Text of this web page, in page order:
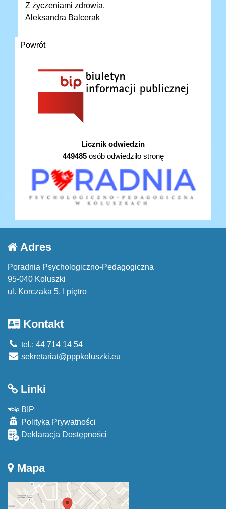
Z życzeniami zdrowia,
Aleksandra Balcerak
Powrót
Licznik odwiedzin
449485osób odwiedziło stronę
Adres
Poradnia Psychologiczno-Pedagogiczna
95-040 Koluszki
ul. Korczaka 5, I piętro
Kontakt
tel.: 44 714 14 54
sekretariat@pppkoluszki.eu
Linki
BIP
Polityka Prywatności
Deklaracja Dostępności
Mapa